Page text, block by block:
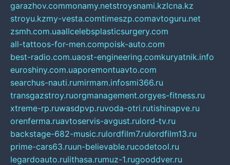
garazhov.commonamy.netstroysnami.kzlcna.kz
stroyu.kzmy-vesta.comtimeszp.comavtoguru.net
zsmh.com.uaallcelebsplasticsurgery.com
all-tattoos-for-men.compoisk-auto.com
best-radio.com.uaost-engineering.comkuryatnik.info
euroshiny.com.uaporemontuavto.com
searchus-nauti.rumirmam.infosmi366.ru
transgazstroy.ruorgmanagement.orgyes-fitness.ru
xtreme-rp.ruwasdpvp.ruvoda-otri.rutishinapve.ru
orenferma.ruavtoservis-avgust.rulord-tv.ru
backstage-682-music.rulordfilm7.rulordfilm13.ru
prime-cars63.ruun-believable.rucodetool.ru
legardoauto.rulithasa.rumuz-1.rugooddver.ru